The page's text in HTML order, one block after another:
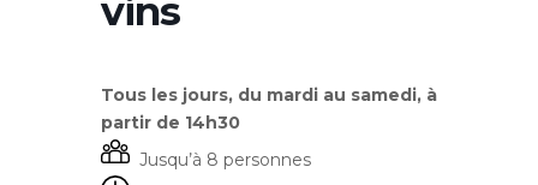
vins
Tous les jours, du mardi au samedi, à
partir de 14h30
Jusqu’à 8 personnes